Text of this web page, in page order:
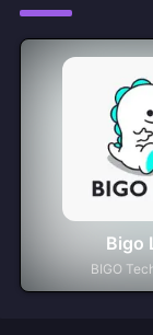
Bigo
BIGO